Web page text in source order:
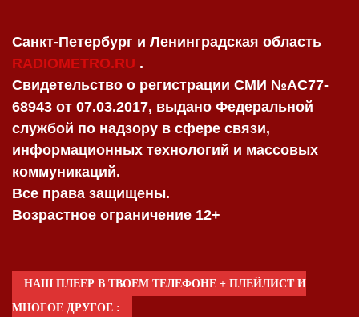
Санкт-Петербург и Ленинградская область
RADIOMETRO.RU .
Свидетельство о регистрации СМИ №AC77-
68943 от 07.03.2017, выдано Федеральной
службой по надзору в сфере связи,
информационных технологий и массовых
коммуникаций.
Все права защищены.
Возрастное ограничение 12+
НАШ ПЛЕЕР В ТВОЕМ ТЕЛЕФОНЕ + ПЛЕЙЛИСТ И
МНОГОЕ ДРУГОЕ :